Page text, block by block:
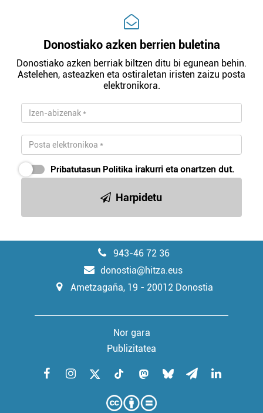
Donostiako azken berrien buletina
Donostiako azken berriak biltzen ditu bi egunean behin.
Astelehen, asteazken eta ostiraletan iristen zaizu posta
elektronikora.
Pribatutasun Politika irakurri eta onartzen dut.
Harpidetu
943-46 72 36
donostia@hitza.eus
Ametzagaña, 19 - 20012 Donostia
Nor gara
Publizitatea